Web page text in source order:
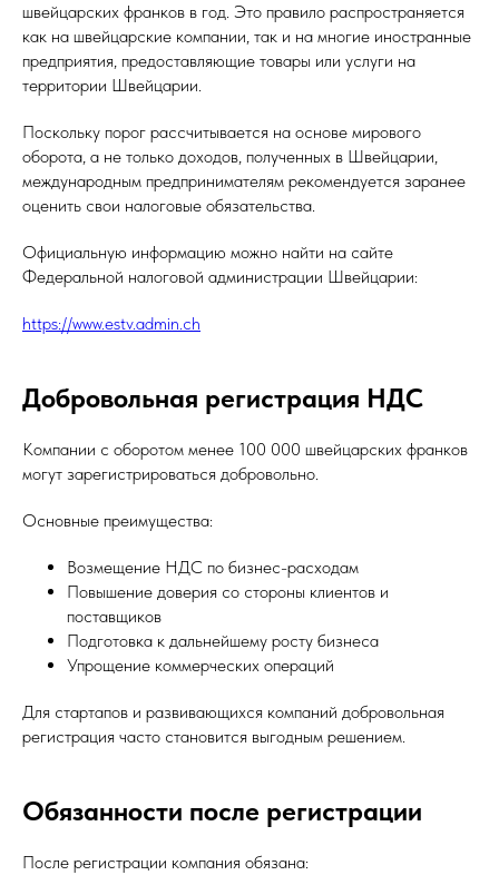
швейцарских франков в год. Это правило распространяется
как на швейцарские компании, так и на многие иностранные
предприятия, предоставляющие товары или услуги на
территории Швейцарии.
Поскольку порог рассчитывается на основе мирового
оборота, а не только доходов, полученных в Швейцарии,
международным предпринимателям рекомендуется заранее
оценить свои налоговые обязательства.
Официальную информацию можно найти на сайте
Федеральной налоговой администрации Швейцарии:
https://www.estv.admin.ch
Добровольная регистрация НДС
Компании с оборотом менее 100 000 швейцарских франков
могут зарегистрироваться добровольно.
Основные преимущества:
Возмещение НДС по бизнес-расходам
Повышение доверия со стороны клиентов и
поставщиков
Подготовка к дальнейшему росту бизнеса
Упрощение коммерческих операций
Для стартапов и развивающихся компаний добровольная
регистрация часто становится выгодным решением.
Обязанности после регистрации
После регистрации компания обязана: